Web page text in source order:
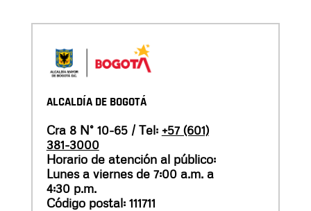
ALCALDÍA DE BOGOTÁ
Cra 8 N° 10-65 / Tel: +57 (601)
381-3000
Horario de atención al público:
Lunes a viernes de 7:00 a.m. a
4:30 p.m.
Código postal: 111711